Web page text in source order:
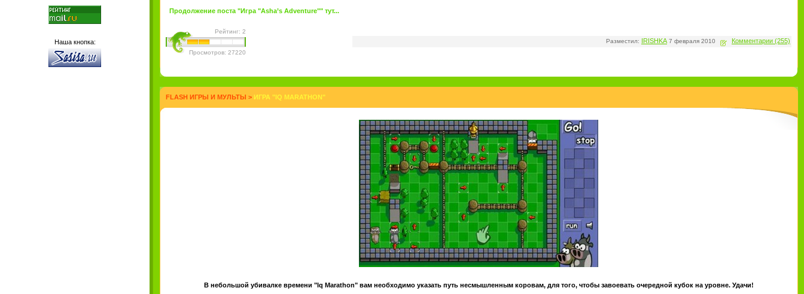
Наша кнопка:
Продолжение поста "Игра "Asha’s Adventure"" тут...
Рейтинг: 2
Просмотров: 27220
Разместил: IRISHKA 7 февраля 2010 Комментарии (255)
FLASH ИГРЫ И МУЛЬТЫ > ИГРА "IQ MARATHON"
В небольшой убивалке времени "Iq Marathon" вам необходимо указать путь несмышленным коровам, для того, чтобы завоевать очередной кубок на уровне. Удачи!